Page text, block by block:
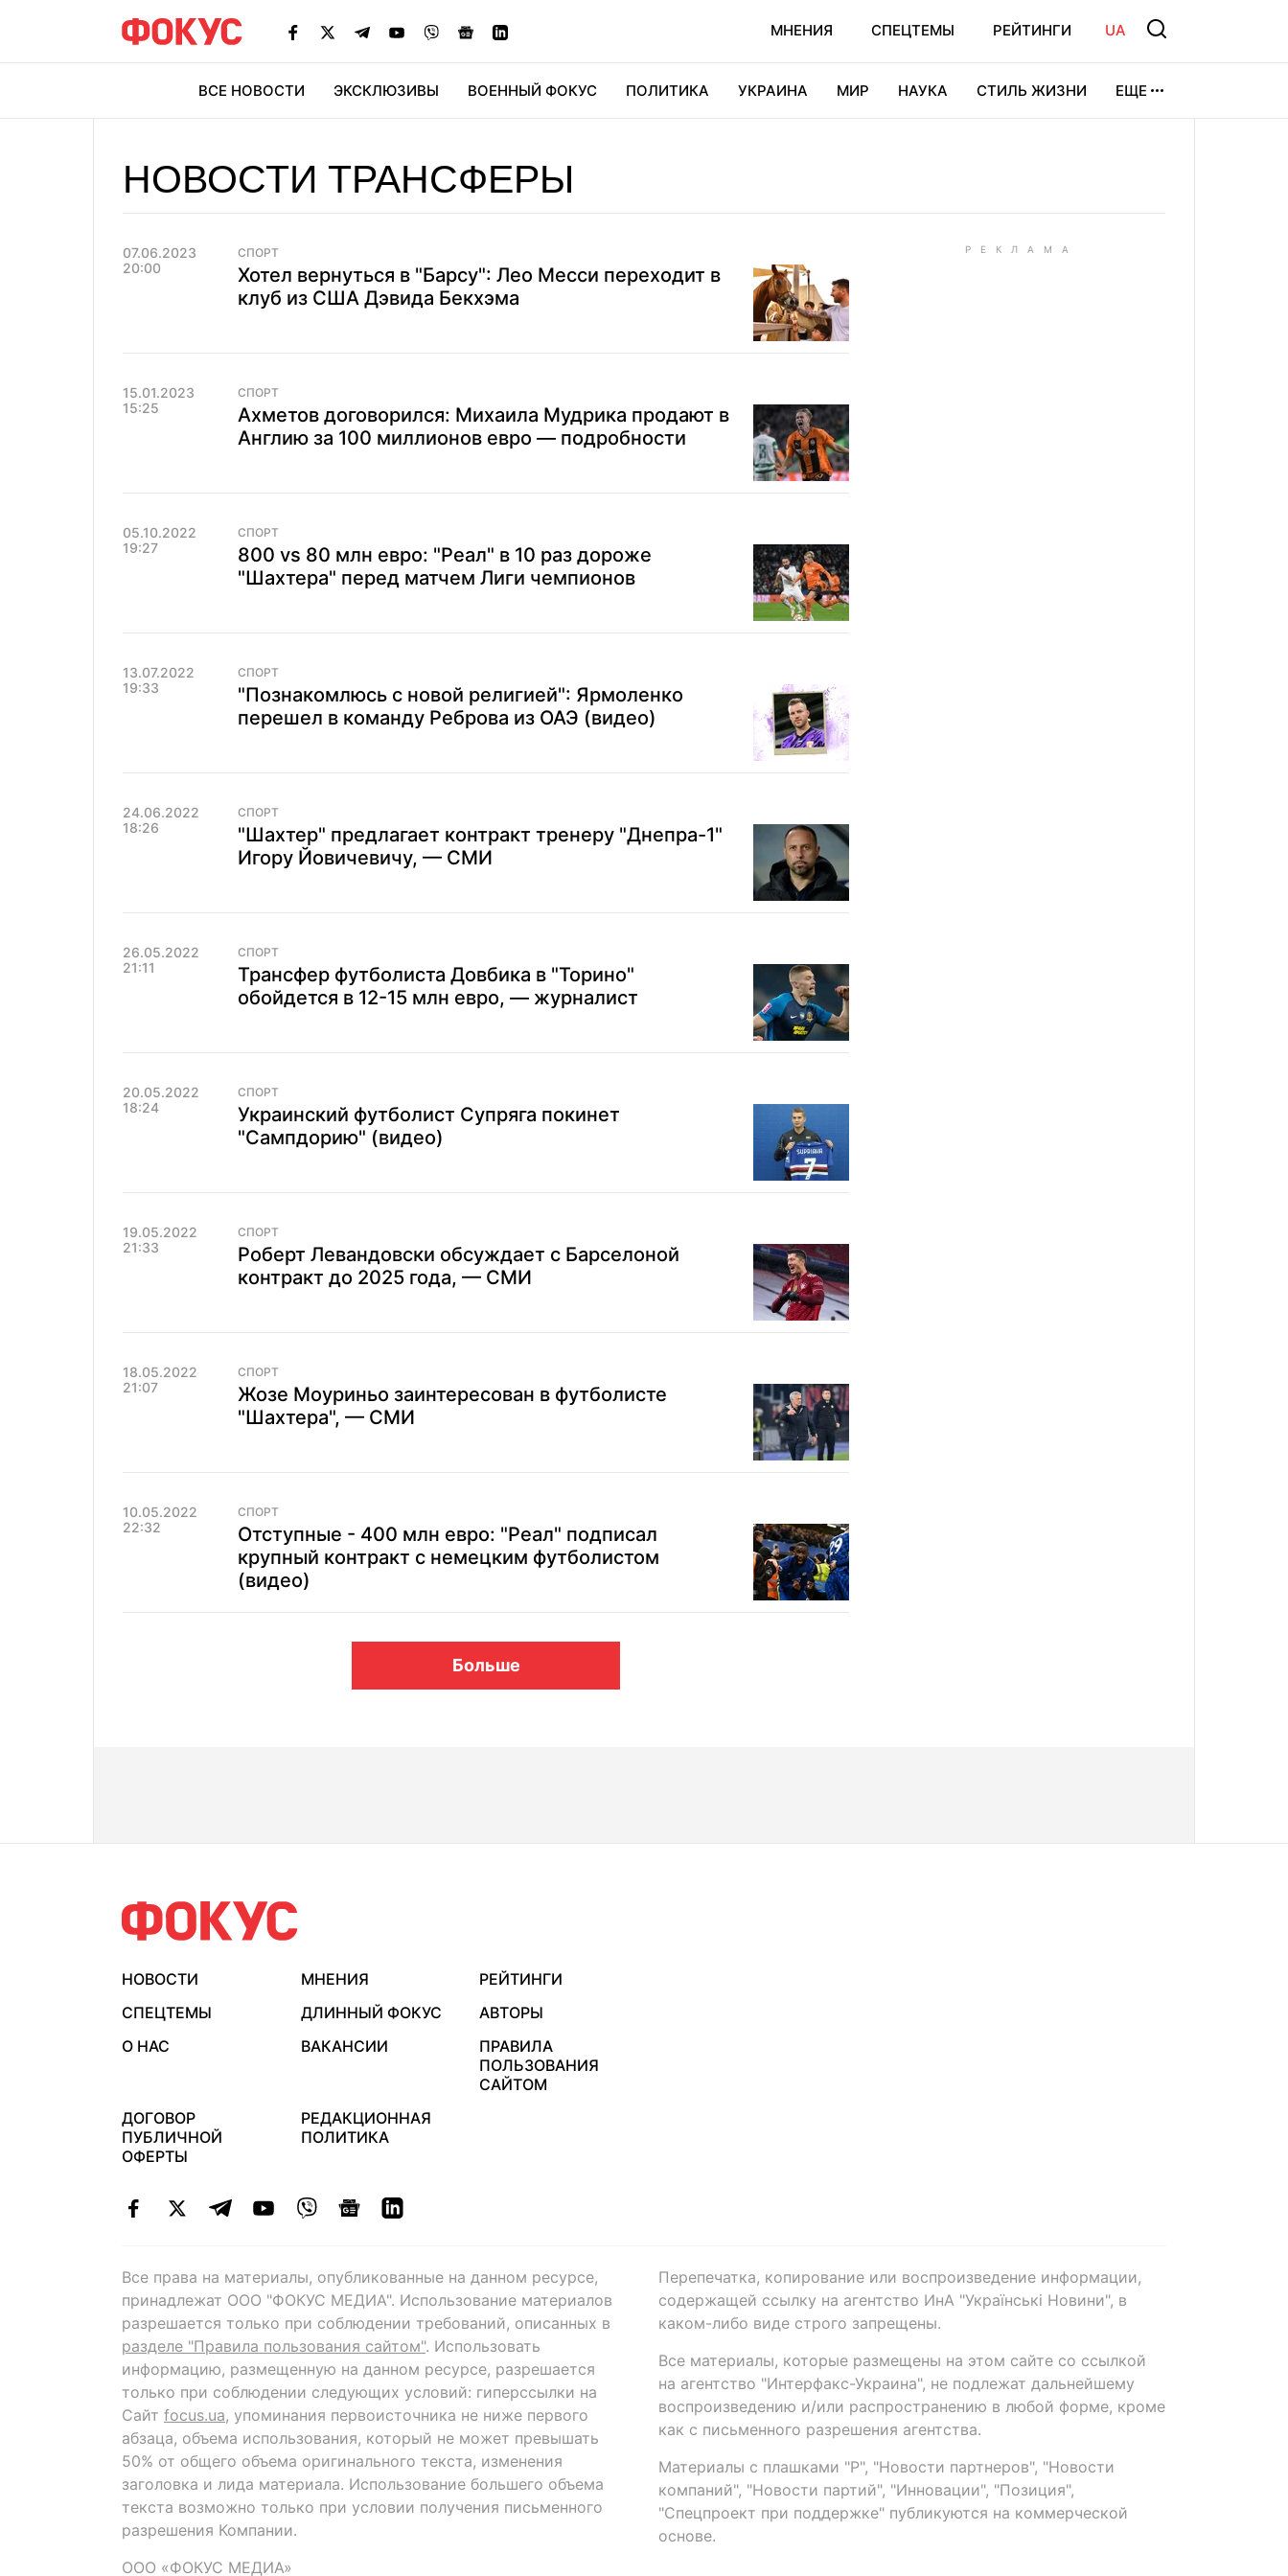
МНЕНИЯ СПЕЦТЕМЫ РЕЙТИНГИ UA
ВСЕ НОВОСТИ ЭКСКЛЮЗИВЫ ВОЕННЫЙ ФОКУС ПОЛИТИКА УКРАИНА МИР НАУКА СТИЛЬ ЖИЗНИ ЕЩЕ
НОВОСТИ ТРАНСФЕРЫ
07.06.2023
20:00
СПОРТ
Хотел вернуться в "Барсу": Лео Месси переходит в
клуб из США Дэвида Бекхэма
15.01.2023
15:25
СПОРТ
Ахметов договорился: Михаила Мудрика продают в
Англию за 100 миллионов евро — подробности
05.10.2022
19:27
СПОРТ
800 vs 80 млн евро: "Реал" в 10 раз дороже
"Шахтера" перед матчем Лиги чемпионов
13.07.2022
19:33
СПОРТ
"Познакомлюсь с новой религией": Ярмоленко
перешел в команду Реброва из ОАЭ (видео)
24.06.2022
18:26
СПОРТ
"Шахтер" предлагает контракт тренеру "Днепра-1"
Игору Йовичевичу, — СМИ
26.05.2022
21:11
СПОРТ
Трансфер футболиста Довбика в "Торино"
обойдется в 12-15 млн евро, — журналист
20.05.2022
18:24
СПОРТ
Украинский футболист Супряга покинет
"Сампдорию" (видео)
19.05.2022
21:33
СПОРТ
Роберт Левандовски обсуждает с Барселоной
контракт до 2025 года, — СМИ
18.05.2022
21:07
СПОРТ
Жозе Моуриньо заинтересован в футболисте
"Шахтера", — СМИ
10.05.2022
22:32
СПОРТ
Отступные - 400 млн евро: "Реал" подписал
крупный контракт с немецким футболистом
(видео)
Больше
НОВОСТИ МНЕНИЯ
РЕЙТИНГИ
СПЕЦТЕМЫ
ДЛИННЫЙ ФОКУС
АВТОРЫ
О НАС
ВАКАНСИИ
ПРАВИЛА
ПОЛЬЗОВАНИЯ
САЙТОМ
ДОГОВОР
ПУБЛИЧНОЙ
ОФЕРТЫ
РЕДАКЦИОННАЯ
ПОЛИТИКА
Все права на материалы, опубликованные на данном ресурсе,
принадлежат ООО "ФОКУС МЕДИА". Использование материалов
разрешается только при соблюдении требований, описанных в
разделе "Правила пользования сайтом". Использовать
информацию, размещенную на данном ресурсе, разрешается
только при соблюдении следующих условий: гиперссылки на
Сайт focus.ua, упоминания первоисточника не ниже первого
абзаца, объема использования, который не может превышать
50% от общего объема оригинального текста, изменения
заголовка и лида материала. Использование большего объема
текста возможно только при условии получения письменного
разрешения Компании.
ООО «ФОКУС МЕДИА»
Перепечатка, копирование или воспроизведение информации,
содержащей ссылку на агентство ИнА "Українські Новини", в
каком-либо виде строго запрещены.
Все материалы, которые размещены на этом сайте со ссылкой
на агентство "Интерфакс-Украина", не подлежат дальнейшему
воспроизведению и/или распространению в любой форме, кроме
как с письменного разрешения агентства.
Материалы с плашками "Р", "Новости партнеров", "Новости
компаний", "Новости партий", "Инновации", "Позиция",
"Спецпроект при поддержке" публикуются на коммерческой
основе.